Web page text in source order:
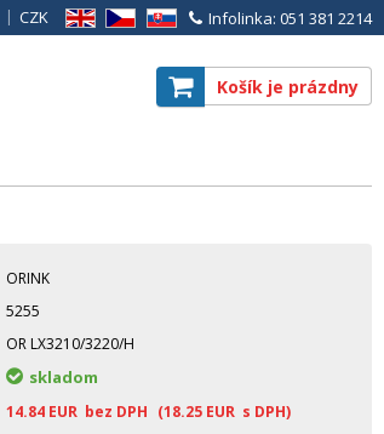
Infolinka: 051 381 2214
EN CZ SK
CZK
Košík je prázdny
ORINK
5255
OR LX3210/3220/H
skladom
14.84 EUR bez DPH (18.25 EUR s DPH)